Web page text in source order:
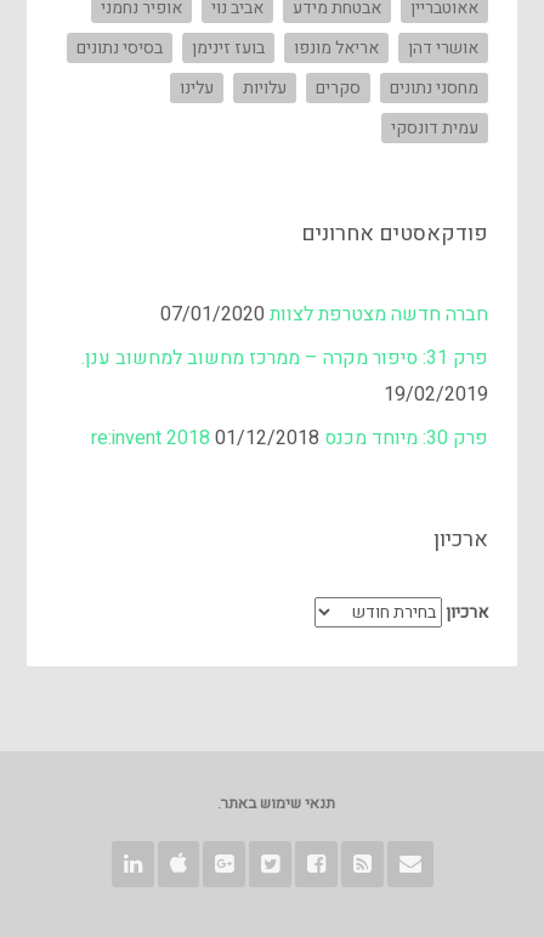
אאוטבריין
אבטחת מידע אביב נוי
אופיר נחמני
אושרי דהן
אריאל מונפו בועז זינימן
בסיסי נתונים
מחסני נתונים
סקרים עלויות
עלינו
עמית דונסקי
פודקאסטים אחרונים
חברה חדשה מצטרפת לצוות07/01/2020
פרק 31: סיפור מקרה – ממרכז מחשוב למחשוב ענן.
19/02/2019
פרק 30: מיוחד מכנס re:invent 2018
01/12/2018
ארכיון
ארכיון
תנאי שימוש באתר.